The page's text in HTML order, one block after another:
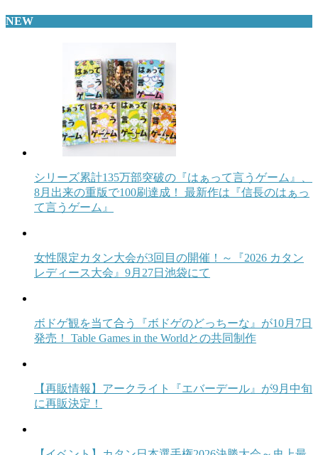
NEW
シリーズ累計135万部突破の『はぁって言うゲーム』、
8月出来の重版で100刷達成！ 最新作は『信長のはぁっ
て言うゲーム』
女性限定カタン大会が3回目の開催！～『2026 カタン
レディース大会』9月27日池袋にて
ボドゲ観を当て合う『ボドゲのどっちーな』が10月7日
発売！ Table Games in the Worldとの共同制作
【再販情報】アークライト『エバーデール』が9月中旬
に再販決定！